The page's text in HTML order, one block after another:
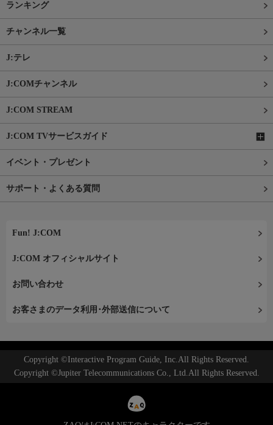
ランキング
チャンネル一覧
J:テレ
J:COMチャンネル
J:COM STREAM
J:COM TVサービスガイド
イベント・プレゼント
サポート・よくある質問
Fun! J:COM
J:COM オフィシャルサイト
お問い合わせ
お客さまのデータ利用･外部送信について
Copyright ©Interactive Program Guide, Inc.All Rights Reserved.
Copyright ©Jupiter Telecommunications Co., Ltd.All Rights Reserved.